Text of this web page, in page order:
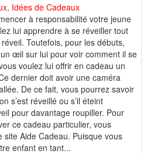
Idées de Cadeaux
à responsabilité votre jeune
lui apprendre à se réveiller tout
réveil. Toutefois, pour les débuts,
œil sur lui pour voir comment il se
voulez lui offrir en cadeau un
dernier doit avoir une caméra
De ce fait, vous pourrez savoir
s’est réveillé ou s’il éteint
pour davantage roupiller. Pour
ce cadeau particulier, vous
site Aide Cadeau. Puisque vous
enfant en tant...